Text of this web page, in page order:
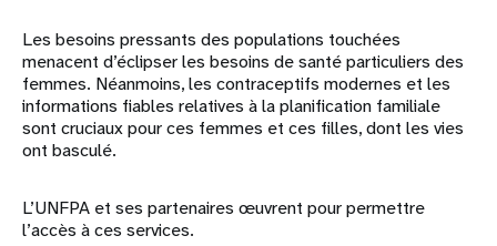
Les besoins pressants des populations touchées
menacent d’éclipser les besoins de santé particuliers des
femmes. Néanmoins, les contraceptifs modernes et les
informations fiables relatives à la planification familiale
sont cruciaux pour ces femmes et ces filles, dont les vies
ont basculé.
L’UNFPA et ses partenaires œuvrent pour permettre
l’accès à ces services.